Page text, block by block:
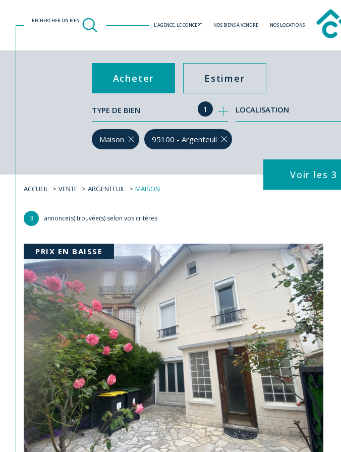
L'AGENCE, LE CONCEPT NOS BIENS À VENDRE NOS LOCATIONS
RECHERCHER UN BIEN
Acheter
de l'ancien
Estimer
TYPE DE BIEN 1 LOCALISATION
Voir les3
Maison 95100 - Argenteuil
ACCUEIL VENTE ARGENTEUIL MAISON
3 annonce(s) trouvée(s) selon vos critères
PRIX EN BAISSE